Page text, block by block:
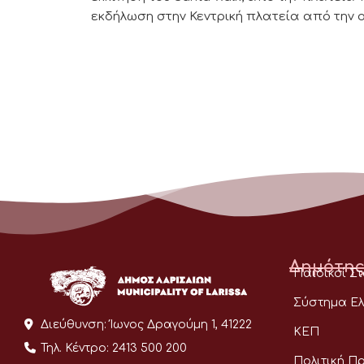
εκδήλωση στην Κεντρική πλατεία από
Διεύθυνση: Ίωνος Δραγούμη 1, 41222
Τηλ. Κέντρο: 2413 500 200
Παιδικοί
Σύστημα
ΚΕΠ
Πολιτική